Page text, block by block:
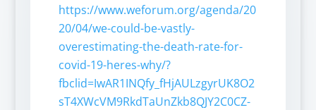
https://www.weforum.org/agenda/20
20/04/we-could-be-vastly-
overestimating-the-death-rate-for-
covid-19-heres-why/?
fbclid=IwAR1INQfy_fHjAULzgyrUK8O2
sT4XWcVM9RkdTaUnZkb8QJY2C0CZ-